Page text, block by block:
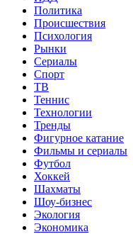
Политика
Происшествия
Психология
Рынки
Сериалы
Спорт
ТВ
Теннис
Технологии
Тренды
Фигурное катание
Фильмы и сериалы
Футбол
Хоккей
Шахматы
Шоу-бизнес
Экология
Экономика